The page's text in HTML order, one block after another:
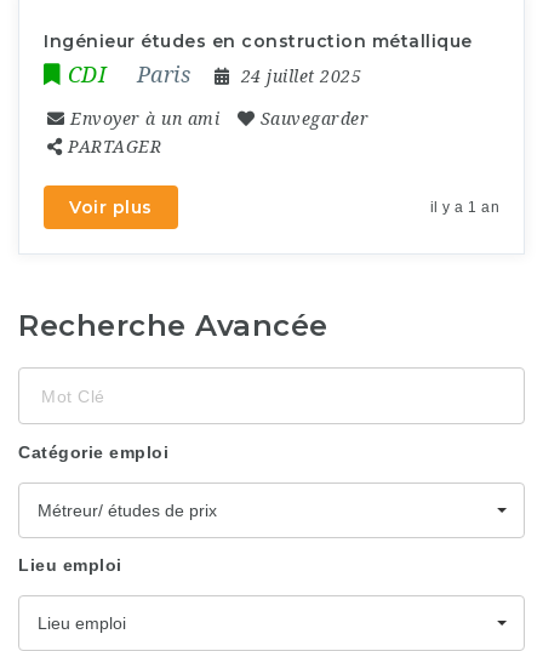
Ingénieur études en construction métallique
CDI Paris 24 juillet 2025
Envoyer à un ami
Sauvegarder
PARTAGER
Voir plus il y a 1 an
Recherche Avancée
Clé
Catégorie emploi
Métreur/ études de prix
Lieu emploi
Lieu emploi